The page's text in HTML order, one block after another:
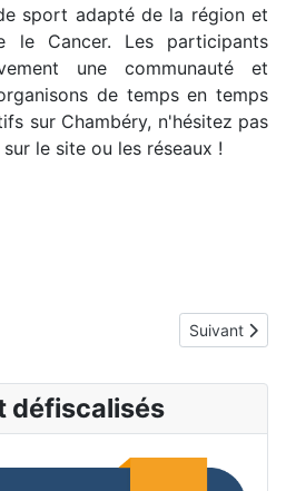
sport adapté de la région et
le Cancer. Les participants
une communauté et
de temps en temps
sur Chambéry, n'hésitez pas
le site ou les réseaux !
Article
Suivant
défiscalisés